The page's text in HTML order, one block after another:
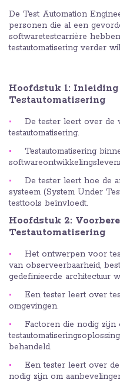
De Test Automation
personen die al een
softwaretestcarrière
testautomatisering verder
Hoofdstuk 1:
Testautomatisering
De tester leert over de
testautomatisering.
Testautomatisering
De tester leert hoe de
systeem (System Under
testtools beïnvloedt.
Hoofdstuk 2:
Testautomatisering
Het ontwerpen voor
van observeerbaarheid,
gedefinieerde architectuur
Een tester leert over
omgevingen.
Factoren die nodig zijn
behandeld.
Een tester leert over
nodig zijn om